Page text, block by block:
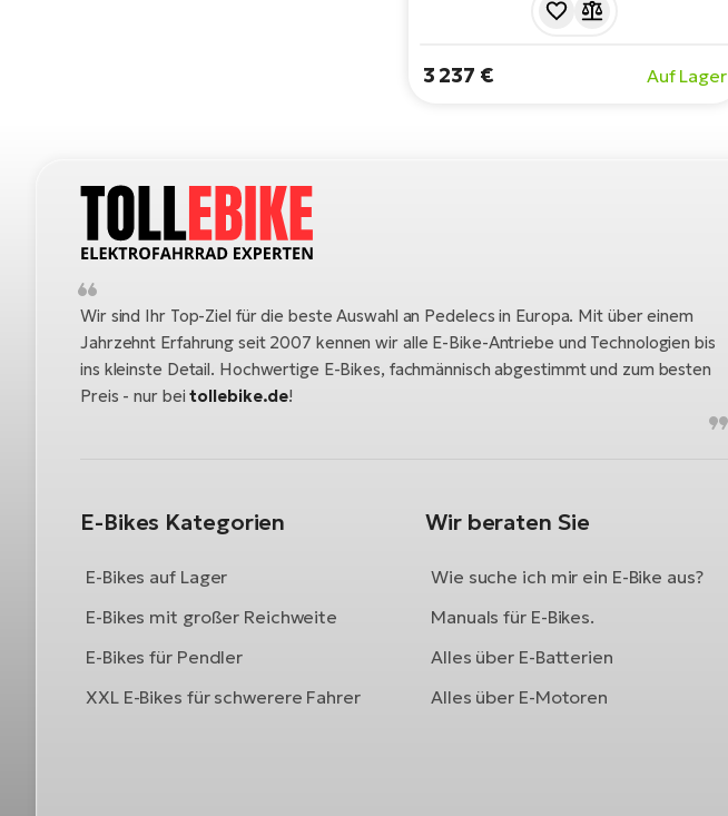
leistungsstarken Bosch Performance
zu 150 km und praktische Funktionen
3 237 € Auf Lager
Wir sind Ihr Top-Ziel für die beste Auswahl an Pedelecs in Europa. Mit über einem
Jahrzehnt Erfahrung seit 2007 kennen wir alle E-Bike-Antriebe und Technologien bis
ins kleinste Detail. Hochwertige E-Bikes, fachmännisch abgestimmt und zum besten
Preis - nur beitollebike.de!
E-Bikes Kategorien
E-Bikes auf Lager
E-Bikes mit großer Reichweite
E-Bikes für Pendler
XXL E-Bikes für schwerere Fahrer
Wir beraten Sie
Wie suche ich mir ein E-Bike aus?
Manuals für E-Bikes.
Alles über E-Batterien
Alles über E-Motoren